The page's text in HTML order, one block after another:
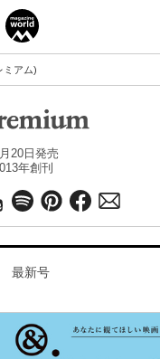
ミアム)
20日発売
年創刊
最新号